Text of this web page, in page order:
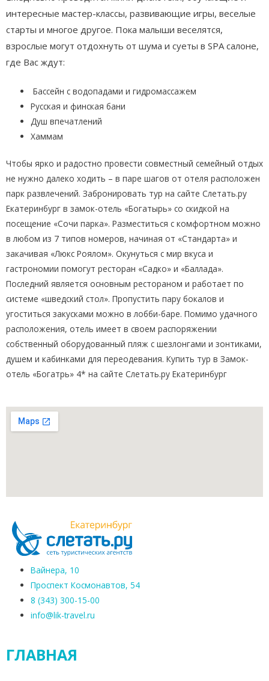
интересные мастер-классы, развивающие игры, веселые
старты и многое другое. Пока малыши веселятся,
взрослые могут отдохнуть от шума и суеты в SPA салоне,
где Вас ждут:
Бассейн с водопадами и гидромассажем
Русская и финская бани
Душ впечатлений
Хаммам
Чтобы ярко и радостно провести совместный семейный отдых
не нужно далеко ходить – в паре шагов от отеля расположен
парк развлечений. Забронировать тур на сайте Слетать.ру
Екатеринбург в замок-отель «Богатырь» со скидкой на
посещение «Сочи парка». Разместиться с комфортном можно
в любом из 7 типов номеров, начиная от «Стандарта» и
закачивая «Люкс Роялом». Окунуться с мир вкуса и
гастрономии помогут ресторан «Садко» и «Баллада».
Последний является основным рестораном и работает по
системе «шведский стол». Пропустить пару бокалов и
угоститься закусками можно в лобби-баре. Помимо удачного
расположения, отель имеет в своем распоряжении
собственный оборудованный пляж с шезлонгами и зонтиками,
душем и кабинками для переодевания. Купить тур в Замок-
отель «Богатрь» 4* на сайте Слетать.ру Екатеринбург
Вайнера, 10
Проспект Космонавтов, 54
8 (343) 300-15-00
info@lik-travel.ru
ГЛАВНАЯ